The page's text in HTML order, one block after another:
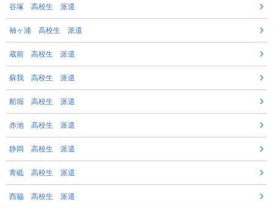
谷塚 高校生 派遣
袖ヶ浦 高校生 派遣
蔵前 高校生 派遣
蘇我 高校生 派遣
船堀 高校生 派遣
赤池 高校生 派遣
静岡 高校生 派遣
青砥 高校生 派遣
西脇 高校生 派遣